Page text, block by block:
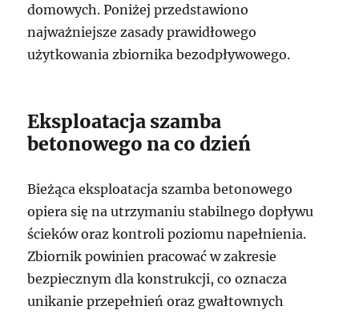
domowych. Poniżej przedstawiono
najważniejsze zasady prawidłowego
użytkowania zbiornika bezodpływowego.
Eksploatacja szamba
betonowego na co dzień
Bieżąca eksploatacja szamba betonowego
opiera się na utrzymaniu stabilnego dopływu
ścieków oraz kontroli poziomu napełnienia.
Zbiornik powinien pracować w zakresie
bezpiecznym dla konstrukcji, co oznacza
unikanie przepełnień oraz gwałtownych